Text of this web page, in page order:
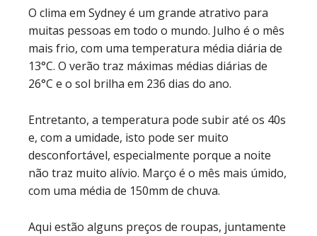
O clima em Sydney é um grande atrativo para
muitas pessoas em todo o mundo. Julho é o mês
mais frio, com uma temperatura média diária de
13°C. O verão traz máximas médias diárias de
26°C e o sol brilha em 236 dias do ano.
Entretanto, a temperatura pode subir até os 40s
e, com a umidade, isto pode ser muito
desconfortável, especialmente porque a noite
não traz muito alívio. Março é o mês mais úmido,
com uma média de 150mm de chuva.
Aqui estão alguns preços de roupas, juntamente